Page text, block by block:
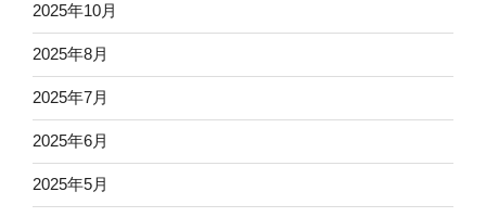
2025年10月
2025年8月
2025年7月
2025年6月
2025年5月